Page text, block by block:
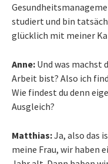
studiert und bin
glücklich mit meiner
Anne: Und was machst
Arbeit bist? Also ich
Wie findest du denn
Ausgleich?
Matthias:Ja, also das
meine Frau, wir haben